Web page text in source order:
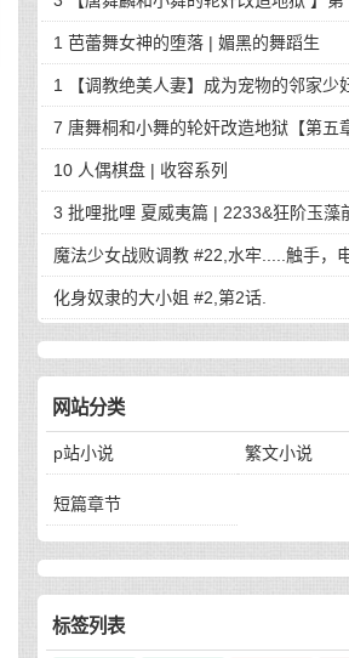
一章 惊世魔王现身 | 斗罗大陆同人
1 芭蕾舞女神的堕落 | 媚黑的舞蹈生
1 【调教绝美人妻】成为宠物的邻家少
| 成为宠物的邻家少妇
7 唐舞桐和小舞的轮奸改造地狱【第五
最终的沦陷】 | 斗罗大陆同人
10 人偶棋盘 | 收容系列
3 批哩批哩 夏威夷篇 | 2233&狂阶玉藻
篇
魔法少女战败调教 #22,水牢.....触手，
击，冰块，高潮寸止.....我在干什么啊我
化身奴隶的大小姐 #2,第2话.
网站分类
p站小说 繁文小说
短篇章节
标签列表